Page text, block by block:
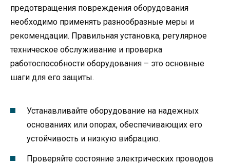
предотвращения повреждения оборудования
необходимо применять разнообразные меры и
рекомендации. Правильная установка, регулярное
техническое обслуживание и проверка
работоспособности оборудования – это основные
шаги для его защиты.
Устанавливайте оборудование на надежных
основаниях или опорах, обеспечивающих его
устойчивость и низкую вибрацию.
Проверяйте состояние электрических проводов